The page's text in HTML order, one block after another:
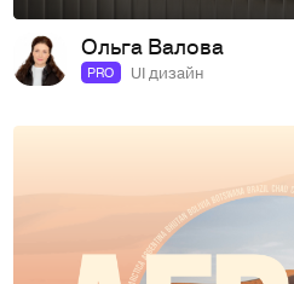
Ольга Валова
PRO UI дизайн